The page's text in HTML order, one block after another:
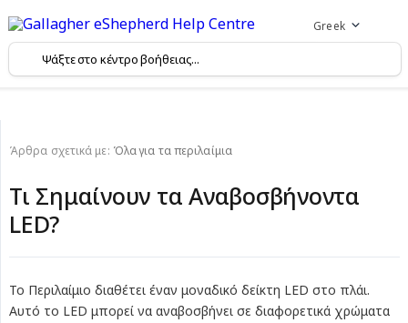
Greek
Άρθρα σχετικά με: Όλα για τα περιλαίμια
Τι Σημαίνουν τα Αναβοσβήνοντα
LED?
Το Περιλαίμιο διαθέτει έναν μοναδικό δείκτη LED στο πλάι.
Αυτό το LED μπορεί να αναβοσβήνει σε διαφορετικά χρώματα